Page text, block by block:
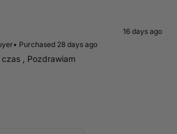
16 days ago
• Purchased 28 days ago
, Pozdrawiam